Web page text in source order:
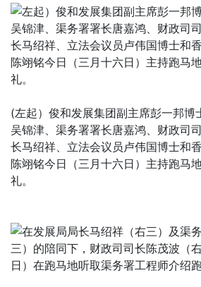
(左起）俊和发展集团副主席彭一邦博
吴锦津、渠务署署长唐嘉鸿、财政司
长马绍祥、立法会议员卢伟国博士和
陈翊铭今日（三月十六日）主持跑马
礼。